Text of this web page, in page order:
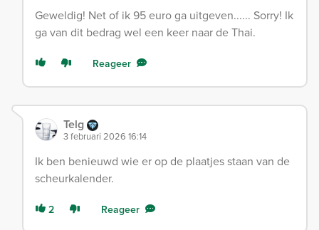
Geweldig! Net of ik 95 euro ga uitgeven...... Sorry! Ik
ga van dit bedrag wel een keer naar de Thai.
Reageer
Telg
3 februari 2026 16:14
Ik ben benieuwd wie er op de plaatjes staan van de
scheurkalender.
2 Reageer